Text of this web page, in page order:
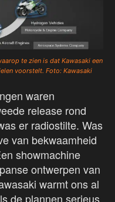
te zien is dat Kawasaki een
voorstelt. Foto: Kawasaki
waren
release rond
er radiostilte. Was
van bekwaamheid
showmachine
ontwerpen van
warmt ons al
de plannen serieus